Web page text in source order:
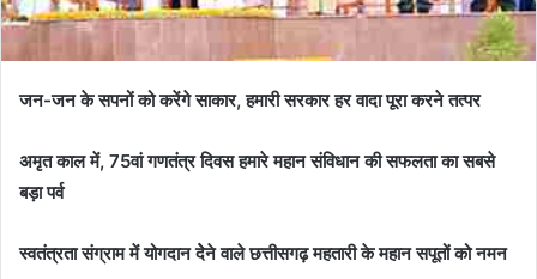
जन-जन के सपनों को करेंगे साकार, हमारी सरकार हर वादा पूरा करने तत्पर
अमृत काल में, 75वां गणतंत्र दिवस हमारे महान संविधान की सफलता का सबसे
बड़ा पर्व
स्वतंत्रता संग्राम में योगदान देेने वाले छत्तीसगढ़ महतारी के महान सपूतों को नमन